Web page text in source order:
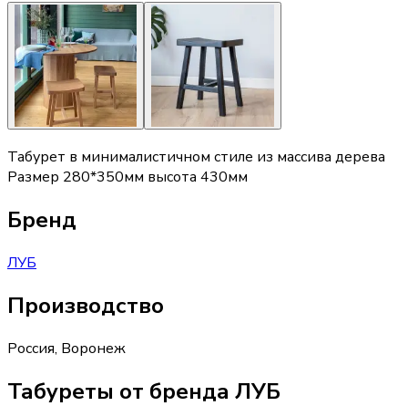
Табурет в минималистичном стиле из массива дерева
Размер 280*350мм высота 430мм
Бренд
ЛУБ
Производство
Россия, Воронеж
Табуреты от бренда ЛУБ